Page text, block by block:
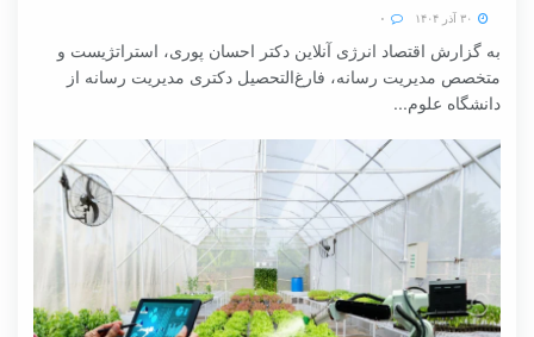
به گزارش اقتصاد انرژی آنلاین دکتر احسان پوری، استراتژیست و
متخصص مدیریت رسانه، فارغ‌التحصیل دکتری مدیریت رسانه از
دانشگاه علوم...